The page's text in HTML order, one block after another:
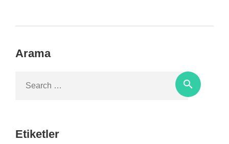
Arama
for:
search
Etiketler